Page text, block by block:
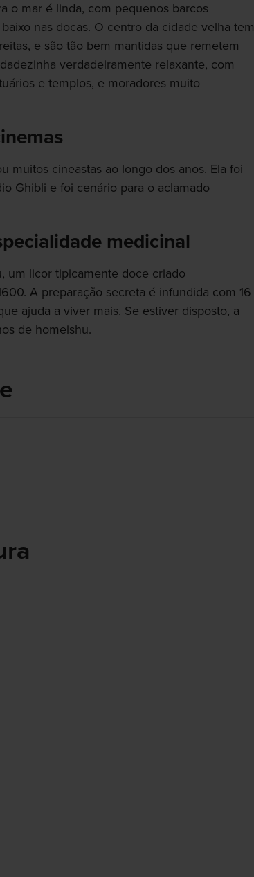
o mar é linda, com pequenos barcos
nas docas. O centro da cidade velha tem
e são tão bem mantidas que remetem
verdadeiramente relaxante, com
e templos, e moradores muito
muitos cineastas ao longo dos anos. Ela foi
Ghibli e foi cenário para o aclamado
medicinal
um licor tipicamente doce criado
A preparação secreta é infundida com 16
ajuda a viver mais. Se estiver disposto, a
de homeishu.